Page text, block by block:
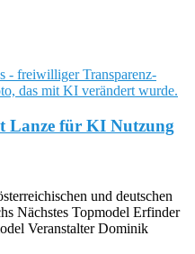
Lanze für KI Nutzung
und deutschen
Nächstes Topmodel Erfinder
Veranstalter Dominik